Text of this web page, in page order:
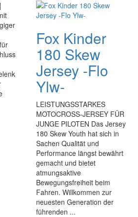
Fox Kinder
180 Skew
Jersey -Flo
Ylw-
LEISTUNGSSTARKES
MOTOCROSS-JERSEY FÜR
JUNGE PILOTEN Das Jersey
180 Skew Youth hat sich in
Sachen Qualität und
Performance längst bewährt
gemacht und bietet
atmungsaktive
Bewegungsfreiheit beim
Fahren. Willkommen zur
neuesten Generation der
führenden ...